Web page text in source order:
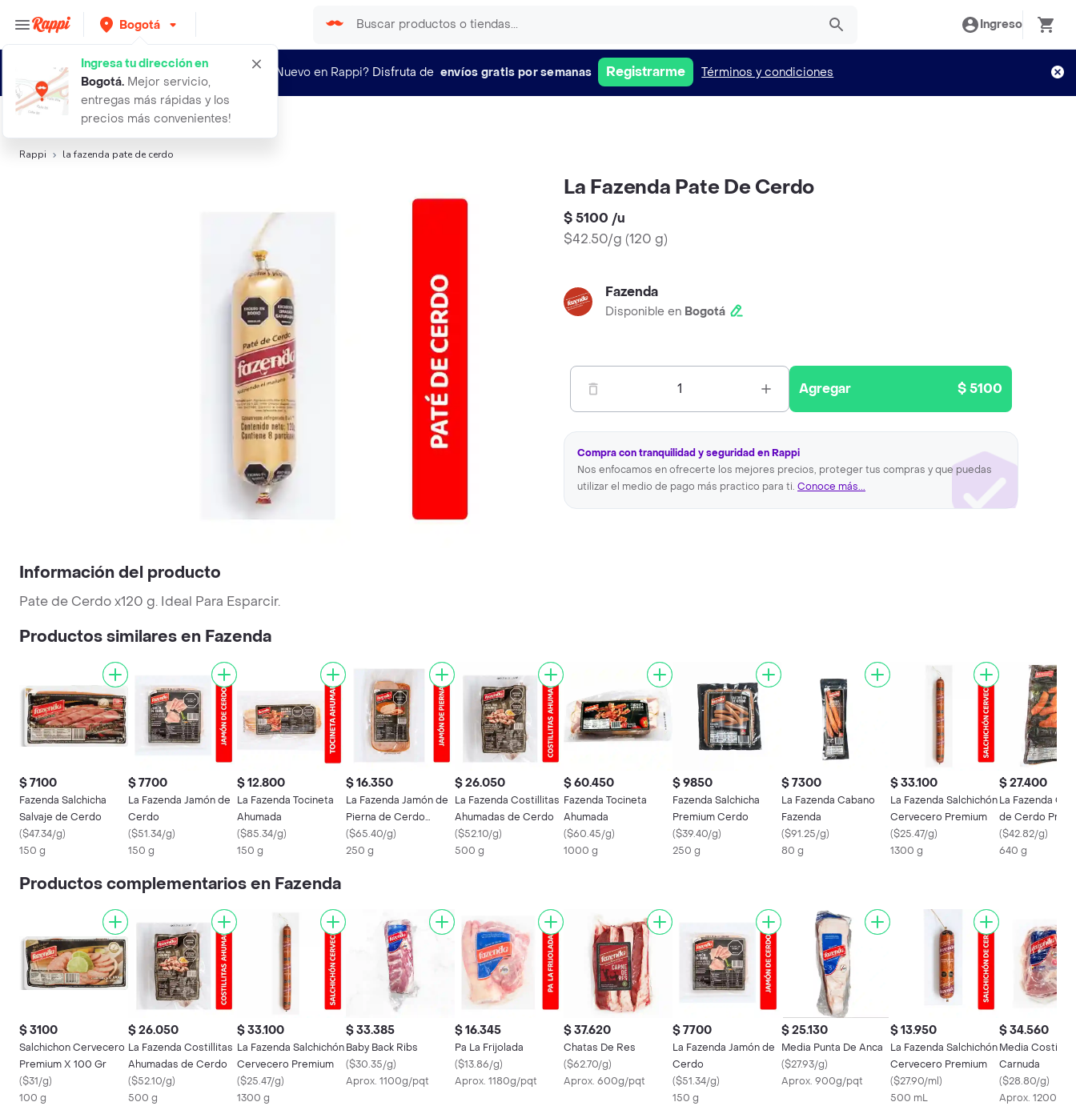
Bogotá
Ingresa tu dirección en
Bogotá. Mejor servicio,
entregas más rápidas y los
precios más convenientes!
Ingreso
¿Nuevo en Rappi? Disfruta de envíos gratis por semanas Registrarme Términos y condiciones
Búsquedas relacionadas:Patés,La Fazenda,
Rappi la fazenda pate de cerdo
La Fazenda Pate De Cerdo
$ 5100 /u
$42.50/g (120 g)
Fazenda
Disponible en Bogotá
1 Agregar $ 5100
Compra con tranquilidad y seguridad en Rappi
Nos enfocamos en ofrecerte los mejores precios, proteger tus compras y que puedas
utilizar el medio de pago más practico para ti. Conoce más...
Información del producto
Pate de Cerdo x120 g. Ideal Para Esparcir.
Productos similares en Fazenda
$ 7100
Fazenda Salchicha
Salvaje de Cerdo
($47.34/g)
150 g
$ 7700
La Fazenda Jamón de
Cerdo
($51.34/g)
150 g
$ 12.800
La Fazenda Tocineta
Ahumada
($85.34/g)
150 g
$ 16.350
La Fazenda Jamón de
Pierna de Cerdo
Premium
($65.40/g)
250 g
$ 26.050
La Fazenda Costillitas
Ahumadas de Cerdo
($52.10/g)
500 g
$ 60.450
Fazenda Tocineta
Ahumada
($60.45/g)
1000 g
$ 9850
Fazenda Salchicha
Premium Cerdo
($39.40/g)
250 g
$ 7300
La Fazenda Cabano
Fazenda
($91.25/g)
80 g
$ 33.100
La Fazenda Salchichón
Cervecero Premium
($25.47/g)
1300 g
$ 27.400
La Fazenda
de Cerdo
($42.82/g)
640 g
Productos complementarios en Fazenda
$ 3100
Salchichon Cervecero
Premium X 100 Gr
($31/g)
100 g
$ 26.050
La Fazenda Costillitas
Ahumadas de Cerdo
($52.10/g)
500 g
$ 33.100
La Fazenda Salchichón
Cervecero Premium
($25.47/g)
1300 g
$ 33.385
Baby Back Ribs
($30.35/g)
Aprox. 1100g/pqt
$ 16.345
Pa La Frijolada
($13.86/g)
Aprox. 1180g/pqt
$ 37.620
Chatas De Res
($62.70/g)
Aprox. 600g/pqt
$ 7700
La Fazenda Jamón de
Cerdo
($51.34/g)
150 g
$ 25.130
Media Punta De Anca
($27.93/g)
Aprox. 900g/pqt
$ 13.950
La Fazenda Salchichón
Cervecero Premium
($27.90/ml)
500 mL
$ 34.560
Media Costilla
Carnuda
($28.80/g)
Aprox. 1200g/